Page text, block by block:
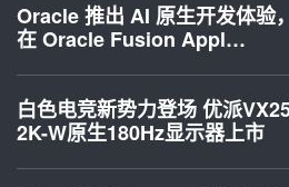
Oracle 推出 AI 原生开发体验
在 Oracle Fusion Appl…
白色电竞新势力登场 优派
2K-W原生180Hz显示器上市